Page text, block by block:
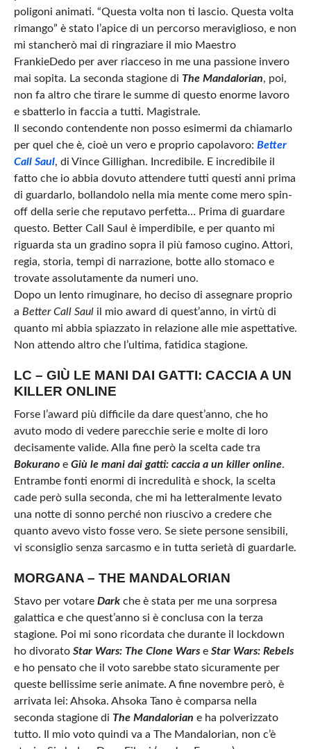
poligoni animati. “Questa volta non ti lascio. Questa volta
rimango” è stato l’apice di un percorso meraviglioso, e non
mi stancherò mai di ringraziare il mio Maestro
FrankieDedo per aver riacceso in me una passione invero
mai sopita. La seconda stagione di The Mandalorian, poi,
non fa altro che tirare le summe di questo enorme lavoro
e sbatterlo in faccia a tutti. Magistrale.
Il secondo contendente non posso esimermi da chiamarlo
per quel che è, cioè un vero e proprio capolavoro: Better
Call Saul, di Vince Gillighan. Incredibile. E incredibile il
fatto che io abbia dovuto attendere tutti questi anni prima
di guardarlo, bollandolo nella mia mente come mero spin-
off della serie che reputavo perfetta… Prima di guardare
questo. Better Call Saul è imperdibile, e per quanto mi
riguarda sta un gradino sopra il più famoso cugino. Attori,
regia, storia, tempi di narrazione, botte allo stomaco e
trovate assolutamente da numeri uno.
Dopo un lento rimuginare, ho deciso di assegnare proprio
a Better Call Saulil mio award di quest’anno, in virtù di
quanto mi abbia spiazzato in relazione alle mie aspettative.
Non attendo altro che l’ultima, fatidica stagione.
LC – GIÙ LE MANI DAI GATTI: CACCIA A UN
KILLER ONLINE
Forse l’award più difficile da dare quest’anno, che ho
avuto modo di vedere parecchie serie e molte di loro
decisamente valide. Alla fine però la scelta cade tra
Bokuranoe Giù le mani dai gatti: caccia a un killer online.
Entrambe fonti enormi di incredulità e shock, la scelta
cade però sulla seconda, che mi ha letteralmente levato
una notte di sonno perché non riuscivo a credere che
quanto avevo visto fosse vero. Se siete persone sensibili,
vi sconsiglio senza sarcasmo e in tutta serietà di guardarle.
MORGANA – THE MANDALORIAN
Stavo per votare Darkche è stata per me una sorpresa
galattica e che quest’anno si è conclusa con la terza
stagione. Poi mi sono ricordata che durante il lockdown
ho divorato Star Wars: The Clone Warse Star Wars: Rebels
e ho pensato che il voto sarebbe stato sicuramente per
queste bellissime serie animate. A fine novembre però, è
arrivata lei: Ahsoka. Ahsoka Tano è comparsa nella
seconda stagione di The Mandalorian e ha polverizzato
tutto. Il mio voto quindi va a The Mandalorian, non c’è